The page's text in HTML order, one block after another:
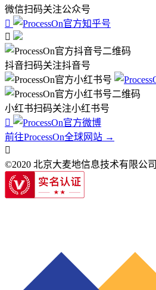
微信扫码关注公众号


抖音扫码关注抖音号
小红书扫码关注小红书号

前往ProcessOn全球网站 →

©2020 北京大麦地信息技术有限公司